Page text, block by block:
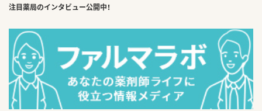
注目薬局のインタビュー公開中！